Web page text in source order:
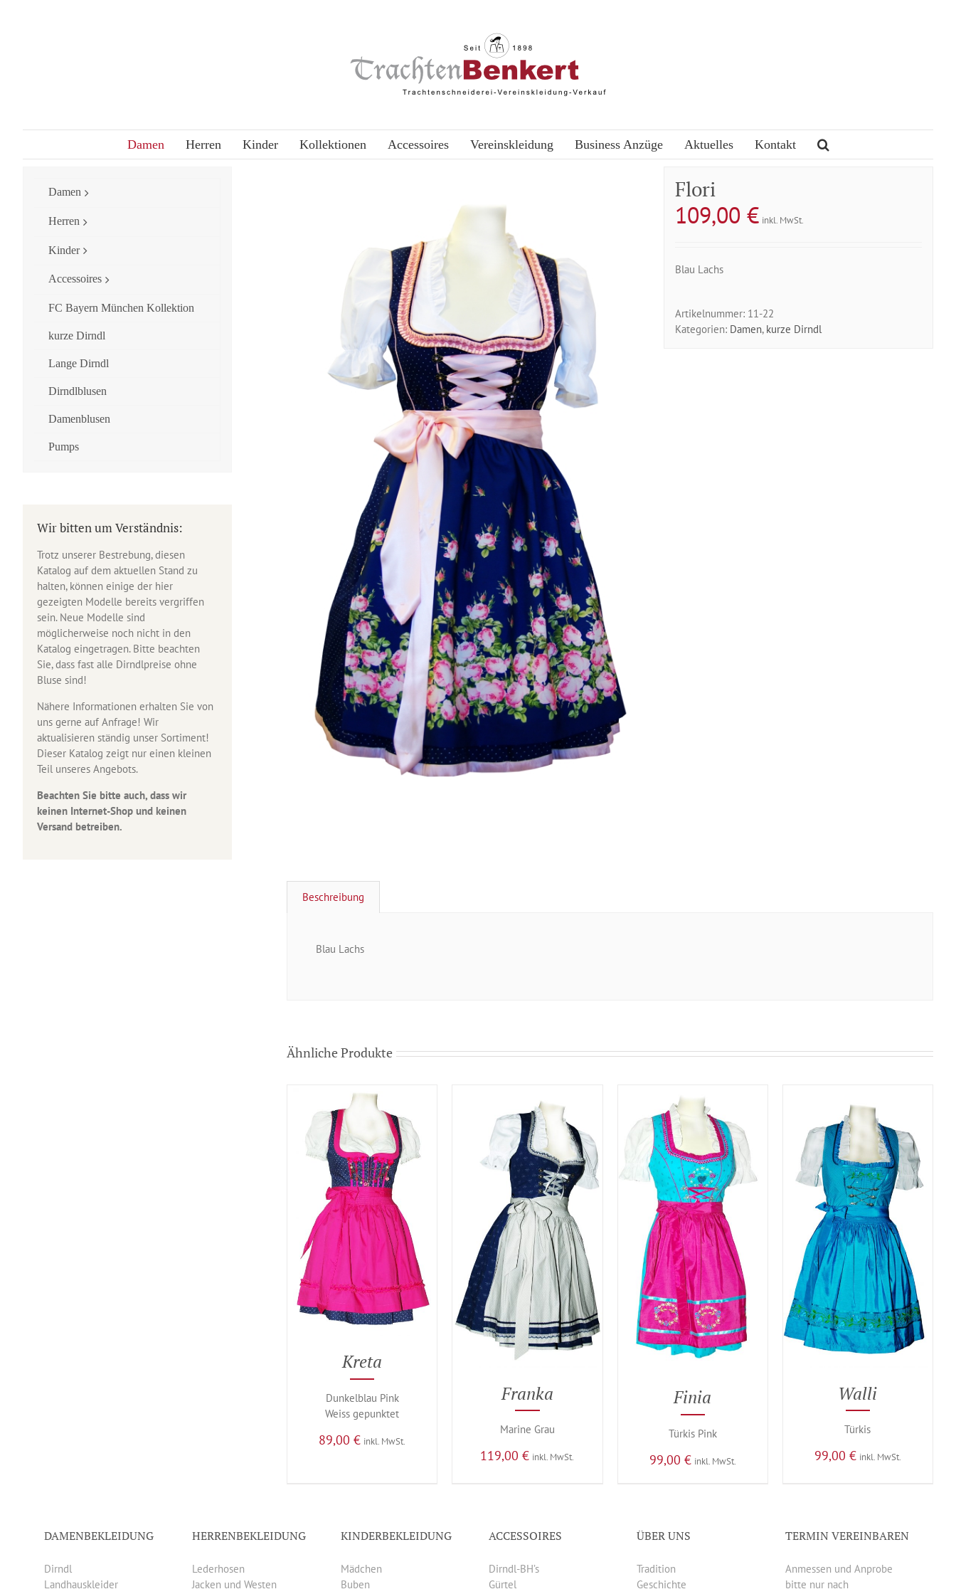
Damen Herren Kinder Kollektionen Accessoires Vereinskleidung Business Anzüge Aktuelles Kontakt
Flori
109,00€ inkl. MwSt.
Blau Lachs
Artikelnummer: 11-22
Kategorien: Damen, kurze Dirndl
Beschreibung
Blau Lachs
Ähnliche Produkte
Kreta
Dunkelblau Pink
Weiss gepunktet
89,00€ inkl. MwSt.
Franka
Marine Grau
119,00€ inkl. MwSt.
Finia
Türkis Pink
99,00 € inkl. MwSt.
Walli
Türkis
99,00 € inkl. MwSt.
Damen
Herren
Kinder
Accessoires
FC Bayern München Kollektion
kurze Dirndl
Lange Dirndl
Dirndlblusen
Damenblusen
Pumps
Wir bitten um Verständnis:
Trotz unserer Bestrebung, diesen
Katalog auf dem aktuellen Stand zu
halten, können einige der hier
gezeigten Modelle bereits vergriffen
sein. Neue Modelle sind
möglicherweise noch nicht in den
Katalog eingetragen. Bitte beachten
Sie, dass fast alle Dirndlpreise ohne
Bluse sind!
Nähere Informationen erhalten Sie von
uns gerne auf Anfrage! Wir
aktualisieren ständig unser Sortiment!
Dieser Katalog zeigt nur einen kleinen
Teil unseres Angebots.
Beachten Sie bitte auch, dass wir
keinen Internet-Shop und keinen
Versand betreiben.
DAMENBEKLEIDUNG
Dirndl
Landhauskleider
HERRENBEKLEIDUNG
Lederhosen
Jacken und Westen
KINDERBEKLEIDUNG
Mädchen
Buben
ACCESSOIRES
Dirndl-BH’s
Gürtel
ÜBER UNS
Tradition
Geschichte
TERMIN VEREINBAREN
Anmessen und Anprobe
bitte nur nach